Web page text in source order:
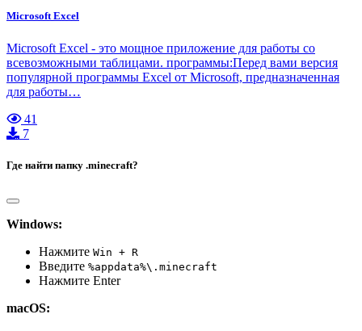
Microsoft Excel
Microsoft Excel - это мощное приложение для работы со
всевозможными таблицами. программы:Перед вами версия
популярной программы Excel от Microsoft, предназначенная
для работы…
41
7
Где найти папку .minecraft?
Windows:
Нажмите Win + R
Введите %appdata%\.minecraft
Нажмите Enter
macOS: